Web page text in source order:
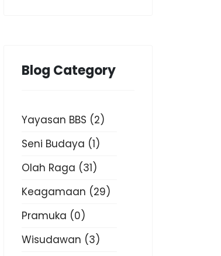
Blog Category
Yayasan BBS (2)
Seni Budaya (1)
Olah Raga (31)
Keagamaan (29)
Pramuka (0)
Wisudawan (3)